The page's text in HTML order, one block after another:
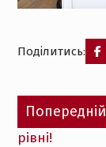
Поділитись:
Навігація
записів
Попередній
рівні!